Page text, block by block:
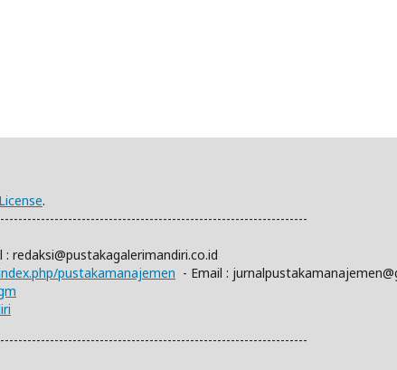
.
: redaksi@pustakagalerimandiri.co.id
pustakamanajemen - Email :